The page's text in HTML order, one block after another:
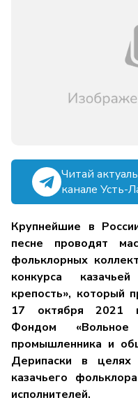
Читай
канале Усть-
Крупнейшие в
песне проводят
фольклорных
конкурса
крепость», который
17 октября 2021
Фондом
промышленника и
Дерипаски в целях
казачьего
исполнителей.